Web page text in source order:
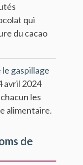
qui
du cacao
gaspillage
avril 2024
les
alimentaire.
de